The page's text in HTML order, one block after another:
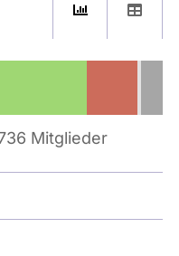
Mitglieder